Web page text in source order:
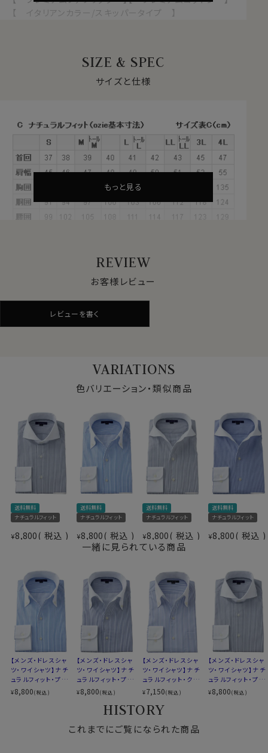
【 イタリアンカラー/スキッパータイプ 】
高いプレミアムコットンです。
その中の1種類がアメリカ南西部が産地の スーピマ綿で
す。
さらにこのプレミアムコットンには、高級糸番手＝130番
手双糸のコンパクトヤーン（特殊な糸）を使用。
が、130番手双糸のコンパクトヤーンを使用することによ
ため、透け感の少ないしっかりとしたハリとコシも併せ持
地でありながら、さらっとしていて上品な光沢を放つ上質
生地です。
一般的に高番手使用生地は着心地の良さと相反して洗
濯後のシワがつきやすいのがウィークポイントですが、シ
ワの出来にくいツイルという組織で生産することにより、
シワの出方を軽減させています。
（この生地に関しましてはイージーケア等の加工はつい
ておりません。）
ドレッシーで洗練されたスマートシャツスタイル。
欧米ではドレスシャツの標準であるポケットなしにて生
産しました。
●スキッパータイプのクレリックイタリアンカラーシャツ
このシャツは衿と前立ての裏部分がオープンカラーのよ
うに縫い目がなく、
1枚の生地でつながって出来ている、衿開きのいいノーネ
クタイ専用シャツ。
SIZE & SPEC
サイズと仕様
仕様表
素材
綿100％（130番手双糸）
プレミアムコットン＝スーピマ綿
素材名
ツイル
衿型
イタリアンカラー（ワンピースカラー）
ボタンダウン
クレリック
キーパー
前立て
裏前立て
後身頃
バックダーツ入り
ポケット
ポケットなし
柄
織柄ストライプ
カフス
ラウンドカット
アジャスタブル
コンバーチブルカフス
トールM-88・L-90cm
もっと見る
REVIEW
お客様レビュー
レビューを書く
VARIATIONS
色バリエーション・類似商品
送料無料
ナチュラルフィット
¥8,800 税込
送料無料
ナチュラルフィット
¥8,800 税込
送料無料
ナチュラルフィット
¥8,800 税込
送料無料
ナチュラルフィット
¥8,800 税込
一緒に見られている商品
【メンズ・ドレスシャ
ツ・ワイシャツ】ナチ
ュラルフィット・プレ
ミアムコットン130
番手双糸・イタリア
¥8,800(税込)
【メンズ・ドレスシャ
ツ・ワイシャツ】ナチ
ュラルフィット・プレ
ミアムコットン130
番手双糸・イタリア
ンカラー・ボタンダ
ウン・第一ボタンあ
り・クレリック・ポケ
ット無し
¥8,800(税込)
【メンズ・ドレスシャ
ツ・ワイシャツ】ナチ
ュラルフィット・クー
ルマックス・ドライ・
形態安定・イタリア
ンカラー・ボタンダ
ウン・スキッパー・ク
レリック・第一ボタ
ン無し
¥7,150(税込)
【メンズ・ドレスシャ
ツ・ワイシャツ】ナチ
ュラルフィット・プレ
ミアムコットン130
番手双糸・ブロー
¥8,800(税込)
HISTORY
これまでにご覧になられた商品